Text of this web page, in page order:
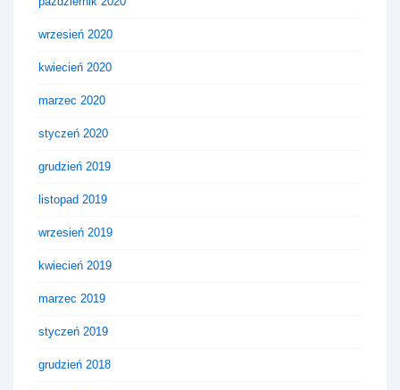
wrzesień 2020
kwiecień 2020
marzec 2020
styczeń 2020
grudzień 2019
listopad 2019
wrzesień 2019
kwiecień 2019
marzec 2019
styczeń 2019
grudzień 2018